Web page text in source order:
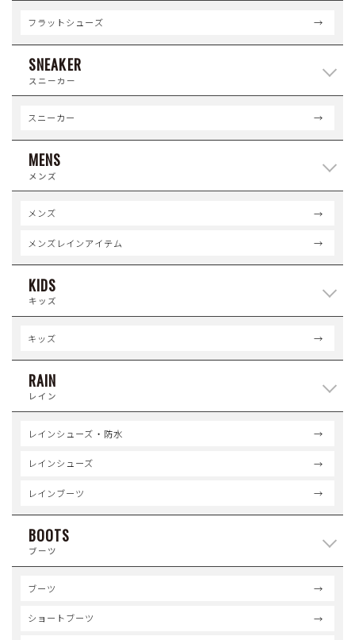
フラットシューズ
SNEAKER
スニーカー
スニーカー
MENS
メンズ
メンズ
メンズレインアイテム
KIDS
キッズ
キッズ
RAIN
レイン
レインシューズ・防水
レインシューズ
レインブーツ
BOOTS
ブーツ
ブーツ
ショートブーツ